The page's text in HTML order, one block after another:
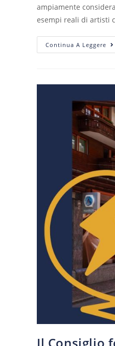
ampiamente
esempi reali di artisti
Continua A Leggere
Il Consiglio